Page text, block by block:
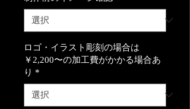
ロゴ・イラスト彫刻の場合は
￥2,200〜の加工費がかかる場合あ
り *